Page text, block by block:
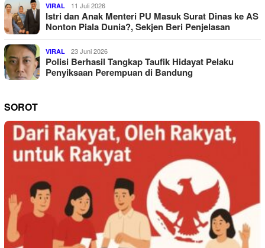
VIRAL 11 Juli 2026
Istri dan Anak Menteri PU Masuk Surat Dinas ke AS
Nonton Piala Dunia?, Sekjen Beri Penjelasan
VIRAL 23 Juni 2026
Polisi Berhasil Tangkap Taufik Hidayat Pelaku
Penyiksaan Perempuan di Bandung
SOROT